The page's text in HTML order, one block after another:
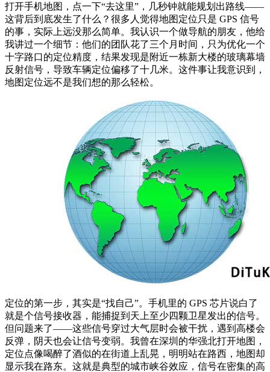
打开手机地图，点一下“去这里”，几秒钟就能规划出路线——
这背后到底发生了什么？很多人觉得地图定位只是 GPS 信号
的事，实际上远没那么简单。我认识一个做导航的朋友，他给
我讲过一个细节：他们的团队花了三个月时间，只为优化一个
十字路口的定位精度，结果发现是附近一栋新大楼的玻璃幕墙
反射信号，导致车辆定位偏移了十几米。这件事让我意识到，
地图定位远不是我们想的那么轻松。
定位的第一步，其实是“找自己”。手机里的 GPS 芯片说白了
就是个信号接收器，能捕捉到天上至少四颗卫星发出的信号。
但问题来了——这些信号穿过大气层时会被干扰，遇到高楼会
反弹，阴天也会让信号变弱。我曾在深圳的华强北打开地图，
定位点像喝醉了酒似的在街道上乱晃，明明站在路西，地图却
显示我在路东。这就是典型的城市峡谷效应，信号在密集的高